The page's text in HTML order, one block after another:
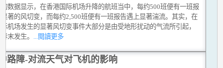
数据显示，在香港国际机场升降的航班当中，每约500班便有一班报
著的风切变，而每约2,500班便有一班报告遇上显著湍流。其实，在
机场发生的显著风切变事件大部分是由受地形扰动的气流所引起，
末发生。
...閱讀更多
路障-对流天气对飞机的影响